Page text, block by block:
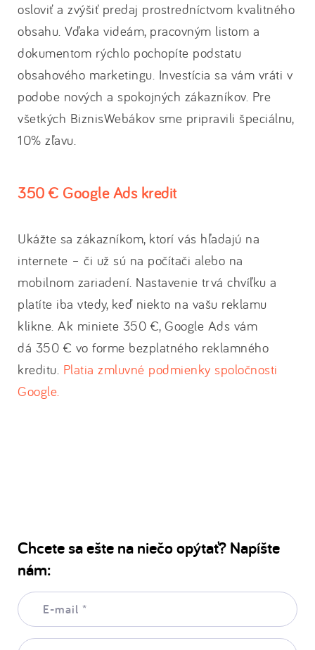
osloviť a zvýšiť predaj prostredníctvom kvalitného
obsahu. Vďaka videám, pracovným listom a
dokumentom rýchlo pochopíte podstatu
obsahového marketingu. Investícia sa vám vráti v
podobe nových a spokojných zákazníkov. Pre
všetkých BiznisWebákov sme pripravili špeciálnu,
10% zľavu.
350 € Google Ads kredit
Ukážte sa zákazníkom, ktorí vás hľadajú na
internete – či už sú na počítači alebo na
mobilnom zariadení. Nastavenie trvá chvíľku a
platíte iba vtedy, keď niekto na vašu reklamu
klikne. Ak miniete 350 €, Google Ads vám
dá 350 € vo forme bezplatného reklamného
kreditu. Platia zmluvné podmienky spoločnosti
Google.
Chcete sa ešte na niečo opýtať? Napíšte
nám:
E-
mail:
Vaša